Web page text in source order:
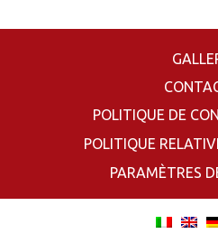
POLITIQUE DE
POLITIQUE
PARAMÈTRES